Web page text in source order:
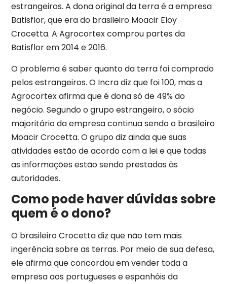
estrangeiros. A dona original da terra é a empresa
Batisflor, que era do brasileiro Moacir Eloy
Crocetta. A Agrocortex comprou partes da
Batisflor em 2014 e 2016.
O problema é saber quanto da terra foi comprado
pelos estrangeiros. O Incra diz que foi 100, mas a
Agrocortex afirma que é dona só de 49% do
negócio. Segundo o grupo estrangeiro, o sócio
majoritário da empresa continua sendo o brasileiro
Moacir Crocetta. O grupo diz ainda que suas
atividades estão de acordo com a lei e que todas
as informações estão sendo prestadas às
autoridades.
Como pode haver dúvidas sobre
quem é o dono?
O brasileiro Crocetta diz que não tem mais
ingerência sobre as terras. Por meio de sua defesa,
ele afirma que concordou em vender toda a
empresa aos portugueses e espanhóis da